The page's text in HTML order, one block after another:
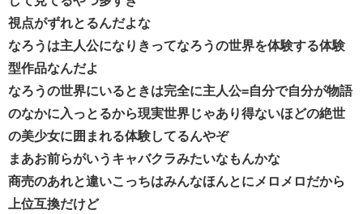
視点がずれとるんだよな
なろうは主人公になりきってなろうの世界を体験する体験
型作品なんだよ
なろうの世界にいるときは完全に主人公=自分で自分が物語
のなかに入っとるから現実世界じゃあり得ないほどの絶世
の美少女に囲まれる体験してるんやぞ
まあお前らがいうキャバクラみたいなもんかな
商売のあれと違いこっちはみんなほんとにメロメロだから
上位互換だけど